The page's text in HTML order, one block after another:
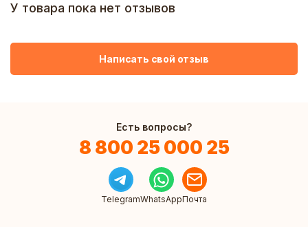
У товара пока нет отзывов
Написать свой отзыв
Есть вопросы?
8 800 25 000 25
TelegramWhatsAppПочта